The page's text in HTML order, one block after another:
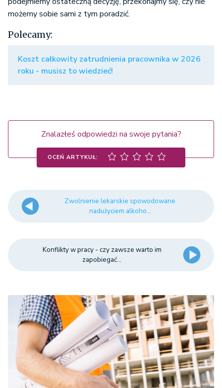
możemy sobie sami z tym poradzić.
Polecamy:
Koszt całkowity zatrudnienia pracownika w 2026
roku - musisz to wiedzieć!
Znalazłeś odpowiedzi na swoje pytania?
OCEŃ ARTYKUŁ:
Zwolnienie lekarskie spowodowane
nadużyciem alkoho...
Konflikty w pracy - czy zawsze warto im
zapobiegać...